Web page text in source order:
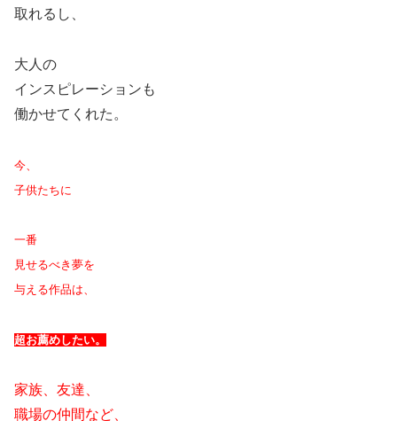
取れるし、
大人の
インスピレーションも
働かせてくれた。
今、
子供たちに
一番
見せるべき夢を
与える作品は、
超お薦めしたい。
家族、友達、
職場の仲間など、